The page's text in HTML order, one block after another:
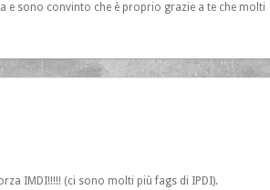
e sono convinto che è proprio grazie a te che molti
IMDI!!!!! (ci sono molti più fags di IPDI).